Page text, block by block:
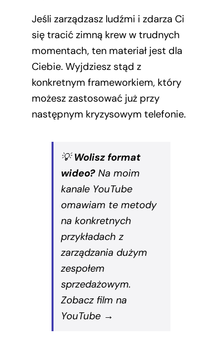
Jeśli zarządzasz ludźmi i zdarza Ci
się tracić zimną krew w trudnych
momentach, ten materiał jest dla
Ciebie. Wyjdziesz stąd z
konkretnym frameworkiem, który
możesz zastosować już przy
następnym kryzysowym telefonie.
💡Wolisz format
wideo?Na moim
kanale YouTube
omawiam te metody
na konkretnych
przykładach z
zarządzania dużym
zespołem
sprzedażowym.
Zobacz film na
YouTube →